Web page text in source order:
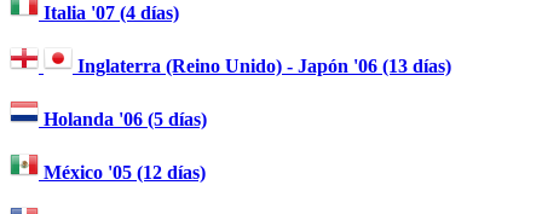
Italia '07 (4 días)
Inglaterra (Reino Unido) - Japón '06 (13 días)
Holanda '06 (5 días)
México '05 (12 días)